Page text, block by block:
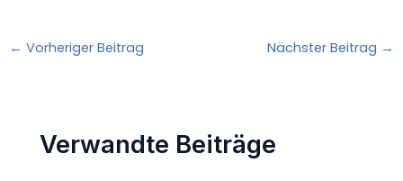
← Vorheriger Beitrag Nächster Beitrag →
Verwandte Beiträge